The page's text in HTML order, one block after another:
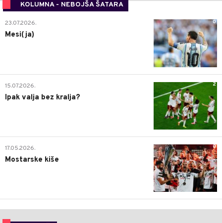
KOLUMNA - NEBOJŠA ŠATARA
0
23.07.2026.
Mesi(ja)
2
15.07.2026.
Ipak valja bez kralja?
0
17.05.2026.
Mostarske kiše